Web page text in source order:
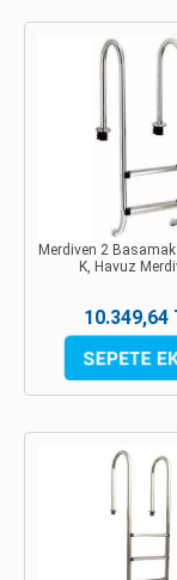
Merdiven 2
K, Havuz
10.349,64